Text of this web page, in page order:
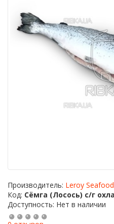
Производитель: Leroy
Код: Сёмга (Лосось) с/г
Доступность: Нет в наличии